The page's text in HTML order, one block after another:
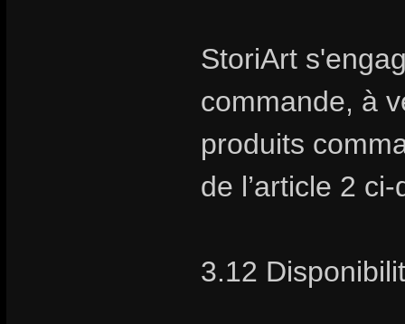
StoriArt
commande, à
produits
de l’article 2
3.12